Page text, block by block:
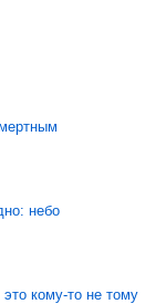
небо
кому-то не тому